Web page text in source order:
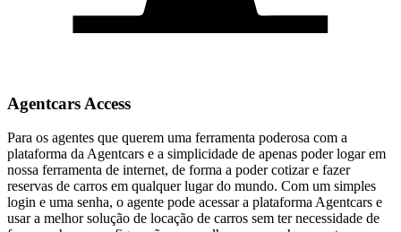
Agentcars Access
Para os agentes que querem uma ferramenta poderosa com a
plataforma da Agentcars e a simplicidade de apenas poder logar em
nossa ferramenta de internet, de forma a poder cotizar e fazer
reservas de carros em qualquer lugar do mundo. Com um simples
login e uma senha, o agente pode acessar a plataforma Agentcars e
usar a melhor solução de locação de carros sem ter necessidade de